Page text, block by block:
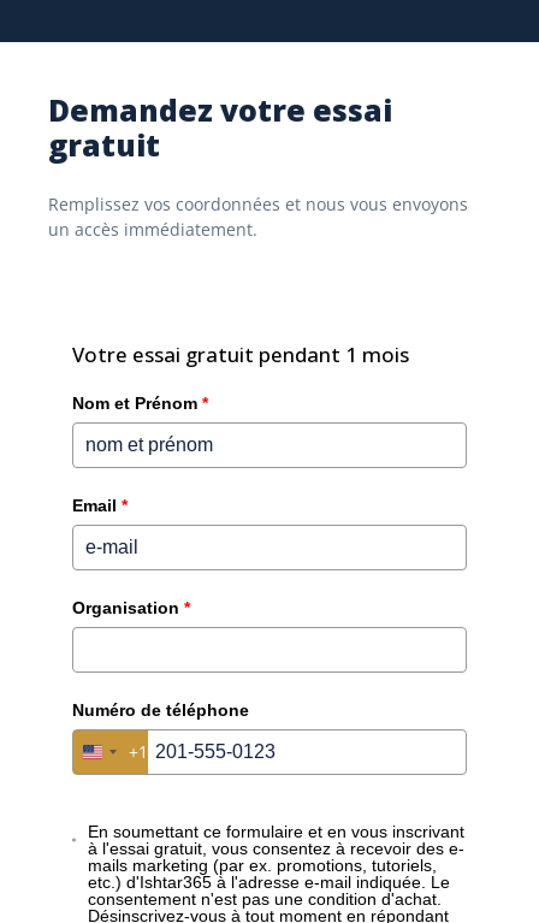
QUESTION 03
pour la croissance future.
Du silo IT à la transformation numérique
Le datalake comme base pour l'avenir
// DEVENEZ-VOUS UN ISHTAR.PARTNER ?
Démarquez-vous sur le
marché — offrez un
véritable impact.
Ishtar365 offre aux prestataires IT une opportunité
unique de se démarquer en proposant une solution
qui transforme la manière dont les organisations
Demandez votre essai
gratuit
Remplissez vos coordonnées et nous vous envoyons
un accès immédiatement.
Votre essai gratuit pendant 1 mois
Nom et Prénom *
Email *
Organisation *
Numéro de téléphone
United States +1
+1
En soumettant ce formulaire et en vous inscrivant
à l'essai gratuit, vous consentez à recevoir des e-
mails marketing (par ex. promotions, tutoriels,
etc.) d'Ishtar365 à l'adresse e-mail indiquée. Le
consentement n'est pas une condition d'achat.
Désinscrivez-vous à tout moment en répondant